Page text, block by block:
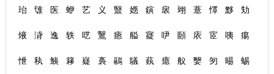
珆 隿 医 蛜 艺 义 毉 嫕 鏔 扆 翊 薏 懌 黟 劮
焲 浳 逸 轶 呓 鷖 瘱 艗 寲 吚 頥 庡 宧 咦 痬
怈 秇 鮧 簃 嶷 裛 鷊 鸃 蓺 癔 舣 嫛 匇 晹 蜴